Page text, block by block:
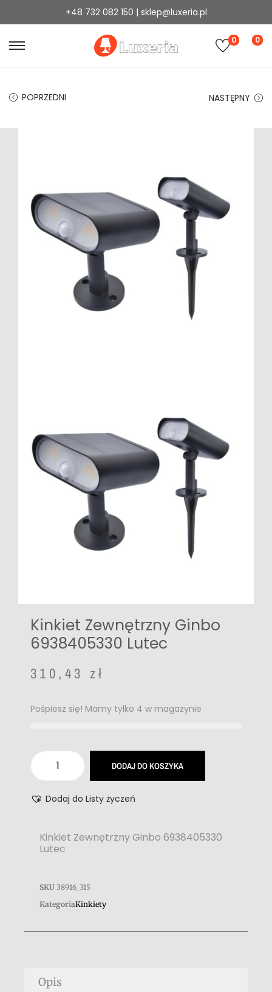
+48 732 082 150 | sklep@luxeria.pl
0 0
POPRZEDNI NASTĘPNY
Kinkiet Zewnętrzny Ginbo
6938405330 Lutec
310,43 zł
Pośpiesz się! Mamy tylko 4 w magazynie
DODAJ DO KOSZYKA
Dodaj do Listy życzeń
Kinkiet Zewnętrzny Ginbo 6938405330
Lutec
SKU 38916_315
KategoriaKinkiety
Opis